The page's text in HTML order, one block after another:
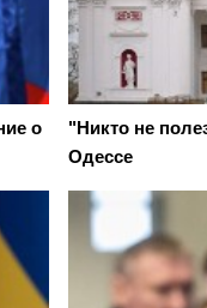
о
"Никто не
Одессе